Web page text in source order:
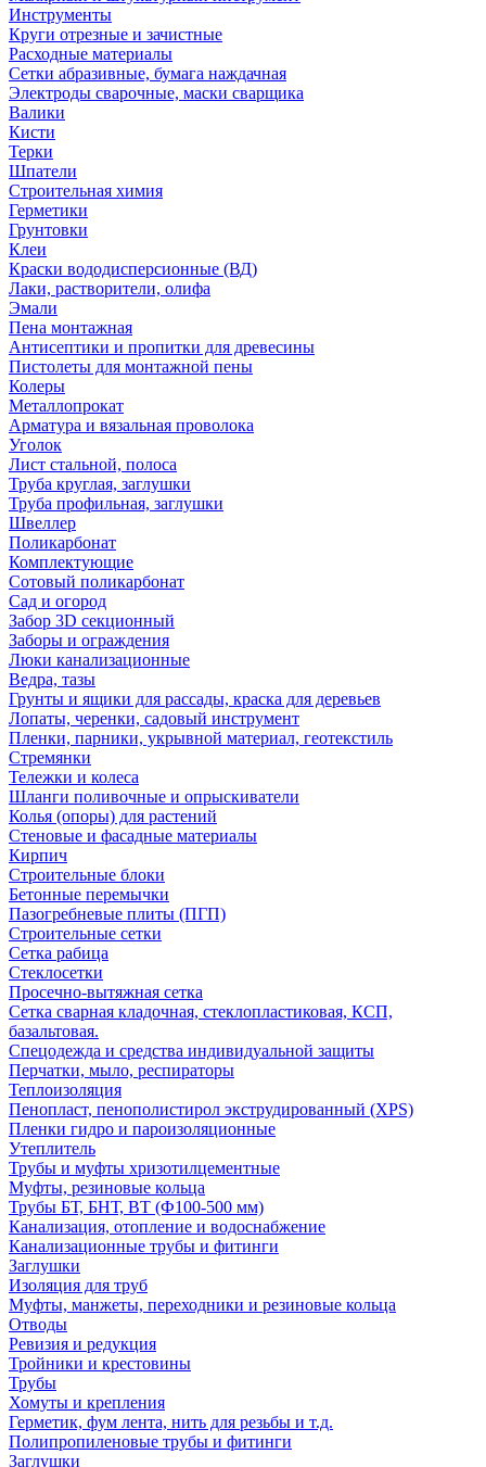
Инструменты
Круги отрезные и зачистные
Расходные материалы
Сетки абразивные, бумага наждачная
Электроды сварочные, маски сварщика
Валики
Кисти
Терки
Шпатели
Строительная химия
Герметики
Грунтовки
Клеи
Краски вододисперсионные (ВД)
Лаки, растворители, олифа
Эмали
Пена монтажная
Антисептики и пропитки для древесины
Пистолеты для монтажной пены
Колеры
Металлопрокат
Арматура и вязальная проволока
Уголок
Лист стальной, полоса
Труба круглая, заглушки
Труба профильная, заглушки
Швеллер
Поликарбонат
Комплектующие
Сотовый поликарбонат
Сад и огород
Забор 3D секционный
Заборы и ограждения
Люки канализационные
Ведра, тазы
Грунты и ящики для рассады, краска для деревьев
Лопаты, черенки, садовый инструмент
Пленки, парники, укрывной материал, геотекстиль
Стремянки
Тележки и колеса
Шланги поливочные и опрыскиватели
Колья (опоры) для растений
Стеновые и фасадные материалы
Кирпич
Строительные блоки
Бетонные перемычки
Пазогребневые плиты (ПГП)
Строительные сетки
Сетка рабица
Стеклосетки
Просечно-вытяжная сетка
Сетка сварная кладочная, стеклопластиковая, КСП,
базальтовая.
Спецодежда и средства индивидуальной защиты
Перчатки, мыло, респираторы
Теплоизоляция
Пенопласт, пенополистирол экструдированный (XPS)
Пленки гидро и пароизоляционные
Утеплитель
Трубы и муфты хризотилцементные
Муфты, резиновые кольца
Трубы БТ, БНТ, ВТ (Ф100-500 мм)
Канализация, отопление и водоснабжение
Канализационные трубы и фитинги
Заглушки
Изоляция для труб
Муфты, манжеты, переходники и резиновые кольца
Отводы
Ревизия и редукция
Тройники и крестовины
Трубы
Хомуты и крепления
Герметик, фум лента, нить для резьбы и т.д.
Полипропиленовые трубы и фитинги
Заглушки